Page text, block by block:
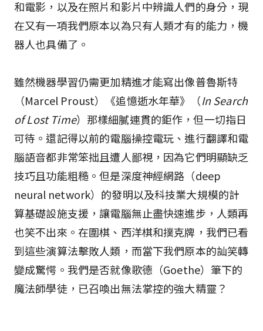
和電影，以及在照片和影片中辨識人們的身分，現
在又有一項我們原本以為只有人類才有的能力，機
器人也具備了。
雖然機器學習仍需更加精進才能寫出像普魯斯特
（Marcel Proust）《追憶逝水年華》（In Search
of Lost Time）那樣細膩連貫的鉅作，但一切指日
可待。還記得以前的電腦操控電玩、進行翻譯和電
腦語音都非常笨拙且遭人鄙視，因為它們明顯缺乏
技巧且功能粗糙。但是深度神經網路（deep
neural network）的發明以及科技業大規模的計
算基礎設施支援，讓電腦無止盡快速進步，人類再
也笑不出來。在圍棋、西洋棋和撲克牌，我們已看
到這些演算法擊敗人類，而當下我們原本的訕笑轉
變成驚愕。我們是否就像歌德（Goethe）筆下的
魔法師學徒，已召喚出無法掌控的強大精靈？